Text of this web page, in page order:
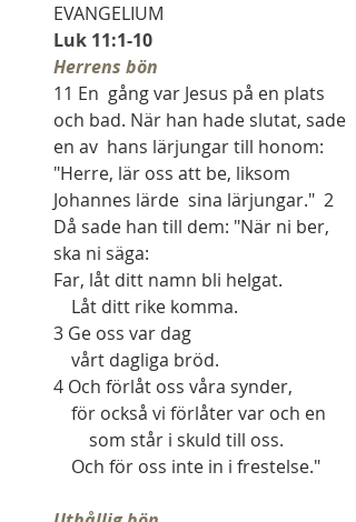
EVANGELIUM
Luk 11:1-10
Herrens bön
11 En  gång var Jesus på en plats
och bad. När han hade slutat, sade
en av  hans lärjungar till honom:
"Herre, lär oss att be, liksom
Johannes lärde  sina lärjungar."  2
Då sade han till dem: "När ni ber,
ska ni säga:
Far, låt ditt namn bli helgat.
    Låt ditt rike komma.
3 Ge oss var dag
    vårt dagliga bröd.
4 Och förlåt oss våra synder,
    för också vi förlåter var och en
        som står i skuld till oss.
    Och för oss inte in i frestelse."